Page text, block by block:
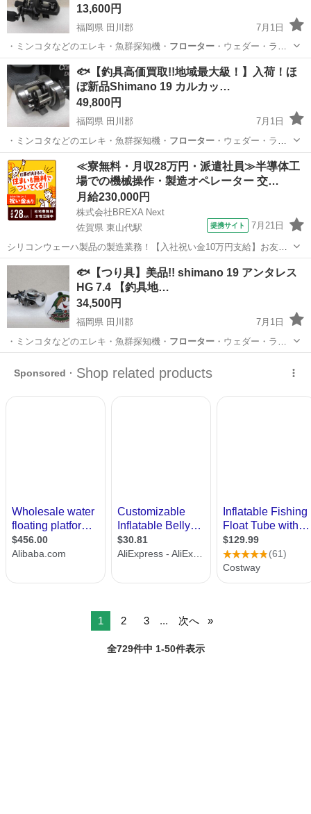
13,600円
福岡県 田川郡
7月1日
・ミンコタなどのエレキ・魚群探知機・ フローター・ウェダー・ライ
フJKT ■取…
福岡 田川郡 その他 釣具
🐟【釣具高価買取!!地域最大級！】入荷！ほ
ぼ新品Shimano 19 カルカッ…
49,800円
福岡県 田川郡
7月1日
・ミンコタなどのエレキ・魚群探知機・ フローター・ウェダー・ライ
フJKT ■取…
福岡 田川郡 その他 釣具
≪寮無料・月収28万円・派遣社員≫半導体工
場での機械操作・製造オペレーター 交…
月給230,000円
株式会社BREXA Next
佐賀県 東山代駅
提携サイト 7月21日
シリコンウェーハ製品の製造業務！【入社祝い金10万円支給】お友達
やカップルとの応募OK◎年間休日129日＆休出なしでプライベート充
実♪業務はクリーンルームで快適作業◎自社正社員登用制度あり★1食
300円～の格安食堂あり！《佐...
佐賀 伊万里市 東山代駅 その他
🐟【つり具】美品!! shimano 19 アンタレス
HG 7.4 【釣具地…
34,500円
福岡県 田川郡
7月1日
・ミンコタなどのエレキ・魚群探知機・ フローター・ウェダー・ライ
フJKT ■取…
1 2 3 ... 次へ
全729件中 1-50件表示